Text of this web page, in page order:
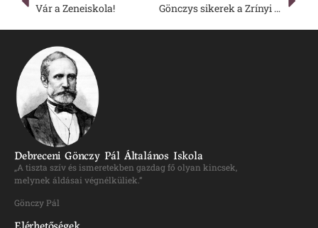
Vár a Zeneiskola! Gönczys sikerek a Zrínyi Ilona Matematikaverseny megyei fordulóján!
Debreceni Gönczy Pál Általános Iskola
„A tiszta szív és ismeretekben gazdag fő olyan kincsek,
melynek áldásai végnélküliek.”
Gönczy Pál
Elérhetőségek